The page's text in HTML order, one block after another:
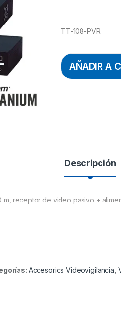
TT-108-PVR
AÑADIR A
Descripción
m, receptor de video pasivo +
Accesorios Videovigilancia